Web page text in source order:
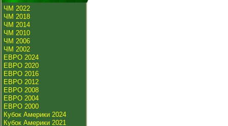
ЧМ 2022
ЧМ 2018
ЧМ 2014
ЧМ 2010
ЧМ 2006
ЧМ 2002
ЕВРО 2024
ЕВРО 2020
ЕВРО 2016
ЕВРО 2012
ЕВРО 2008
ЕВРО 2004
ЕВРО 2000
Кубок Америки 2024
Кубок Америки 2021